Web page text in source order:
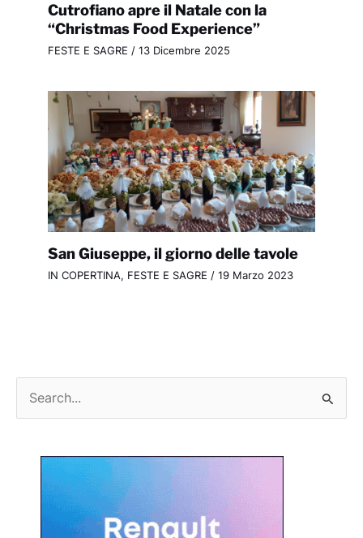
Cutrofiano apre il Natale con la
“Christmas Food Experience”
FESTE E SAGRE / 13 Dicembre 2025
San Giuseppe, il giorno delle tavole
IN COPERTINA, FESTE E SAGRE / 19 Marzo 2023